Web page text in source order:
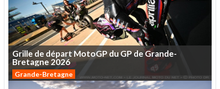
Grille de départ MotoGP duGPdeGrande-
Bretagne 2026
Grande-Bretagne